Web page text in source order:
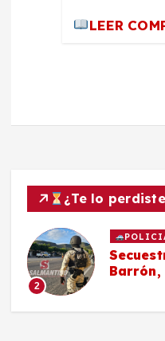
LEER
¿Te lo
2
Barrón,